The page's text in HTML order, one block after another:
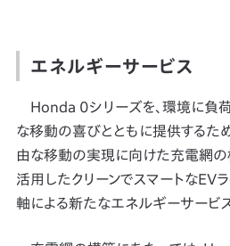
エネルギーサービス
Honda 0シリーズを、環境に負荷
な移動の喜びとともに提供するため
由な移動の実現に向けた充電網の
活用したクリーンでスマートなEV
軸による新たなエネルギーサービス